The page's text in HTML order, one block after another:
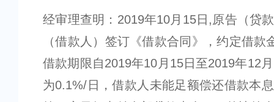
经审理查明：2019年10月15日,原告（贷
（借款人）签订《借款合同》，约定借款
借款期限自2019年10月15日至2019年12
为0.1%/日，借款人未能足额偿还借款本